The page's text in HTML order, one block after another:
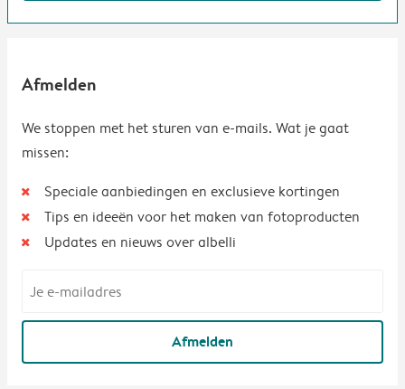
Afmelden
We stoppen met het sturen van e-mails. Wat je gaat
missen:
Speciale aanbiedingen en exclusieve kortingen
Tips en ideeën voor het maken van fotoproducten
Updates en nieuws over albelli
Afmelden